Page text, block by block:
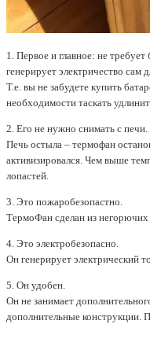
1. Первое и главное: не
генерирует электричество сам
Т.е. вы не забудете купить
необходимости таскать
2. Его не нужно снимать с печи.
Печь остыла – термофан
активизировался. Чем выше
лопастей.
3. Это пожаробезопастно.
ТермоФан сделан из негорючих
4. Это электробезопасно.
Он генерирует электрический
5. Он удобен.
Он не занимает
дополнительные конструкции.